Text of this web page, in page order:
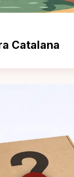
Catalana